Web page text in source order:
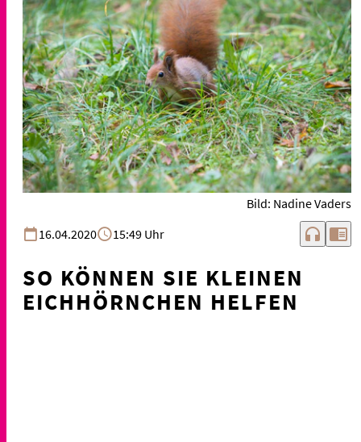
Bild: Nadine Vaders
16.04.2020
15:49 Uhr headphones chrome_reader_mode
SO KÖNNEN SIE KLEINEN
EICHHÖRNCHEN HELFEN